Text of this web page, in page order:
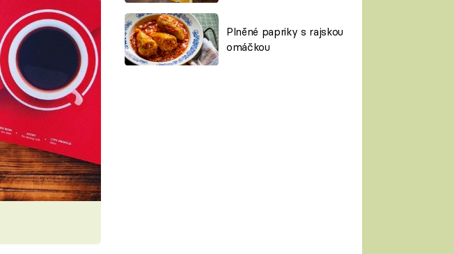
Plněné papriky s rajskou
omáčkou